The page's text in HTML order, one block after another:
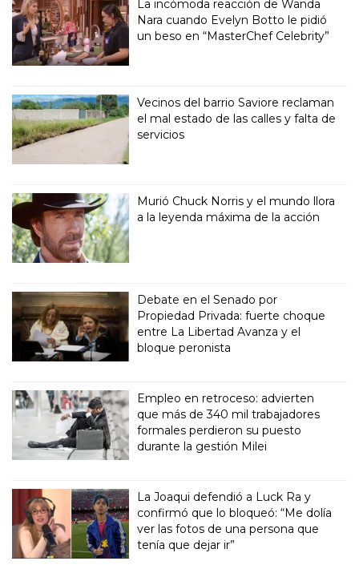
La incómoda reacción de Wanda
Nara cuando Evelyn Botto le pidió
un beso en “MasterChef Celebrity”
Vecinos del barrio Saviore reclaman
el mal estado de las calles y falta de
servicios
Murió Chuck Norris y el mundo llora
a la leyenda máxima de la acción
Debate en el Senado por
Propiedad Privada: fuerte choque
entre La Libertad Avanza y el
bloque peronista
Empleo en retroceso: advierten
que más de 340 mil trabajadores
formales perdieron su puesto
durante la gestión Milei
La Joaqui defendió a Luck Ra y
confirmó que lo bloqueó: “Me dolía
ver las fotos de una persona que
tenía que dejar ir”